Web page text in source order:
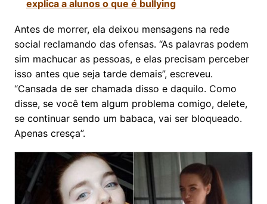
explica a alunos o que é bullying
Antes de morrer, ela deixou mensagens na rede
social reclamando das ofensas. “As palavras podem
sim machucar as pessoas, e elas precisam perceber
isso antes que seja tarde demais”, escreveu.
“Cansada de ser chamada disso e daquilo. Como
disse, se você tem algum problema comigo, delete,
se continuar sendo um babaca, vai ser bloqueado.
Apenas cresça”.